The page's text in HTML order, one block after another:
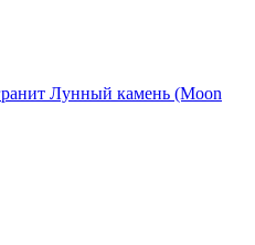
Лунный камень (Moon